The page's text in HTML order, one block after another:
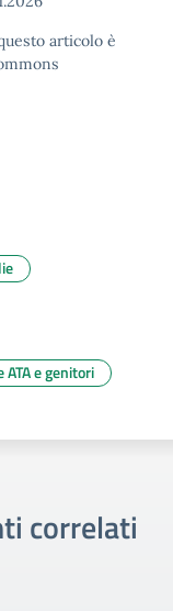
articolo è
e genitori
correlati